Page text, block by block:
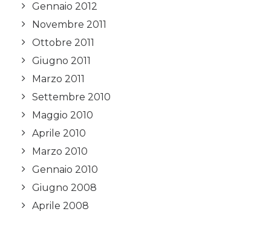
Gennaio 2012
Novembre 2011
Ottobre 2011
Giugno 2011
Marzo 2011
Settembre 2010
Maggio 2010
Aprile 2010
Marzo 2010
Gennaio 2010
Giugno 2008
Aprile 2008